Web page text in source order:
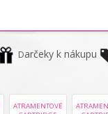
Darčeky k nákupu
ATRAMENTOVÉ